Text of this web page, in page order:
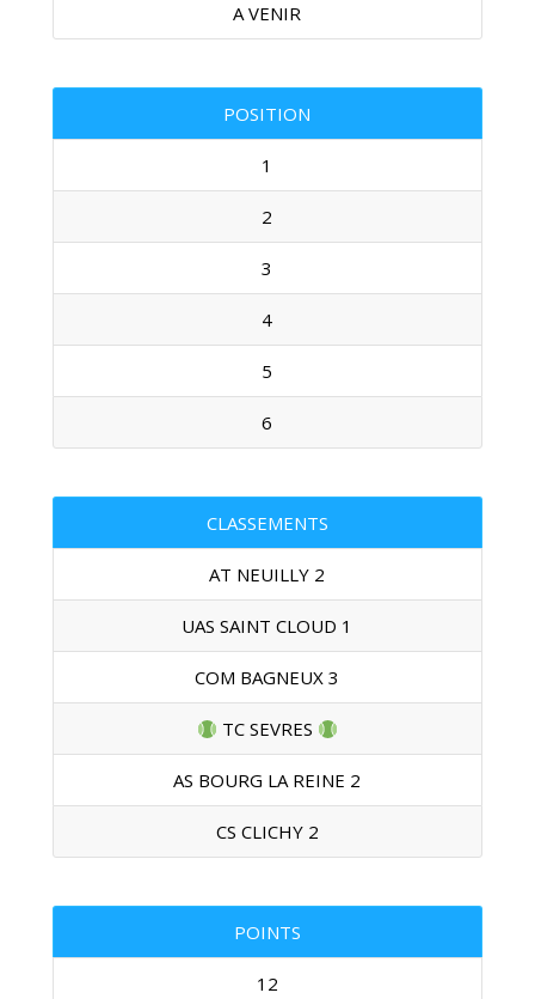
A VENIR
POSITION
1
2
3
4
5
6
CLASSEMENTS
AT NEUILLY 2
UAS SAINT CLOUD 1
COM BAGNEUX 3
TC SEVRES
AS BOURG LA REINE 2
CS CLICHY 2
POINTS
12